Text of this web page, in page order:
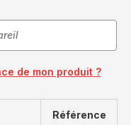
de mon produit ?
Référence